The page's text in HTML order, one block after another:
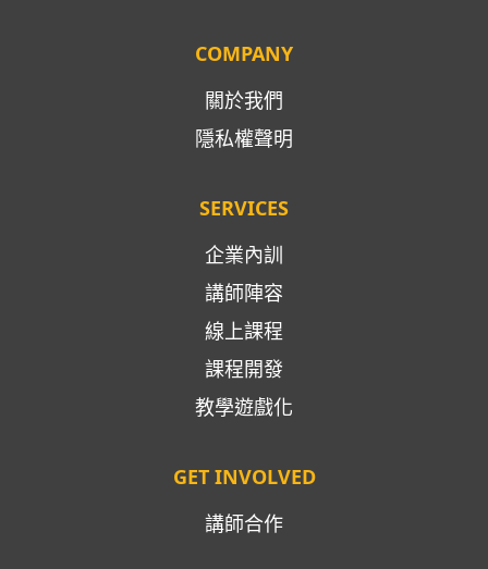
COMPANY
關於我們
隱私權聲明
SERVICES
企業內訓
講師陣容
線上課程
課程開發
教學遊戲化
GET INVOLVED
講師合作